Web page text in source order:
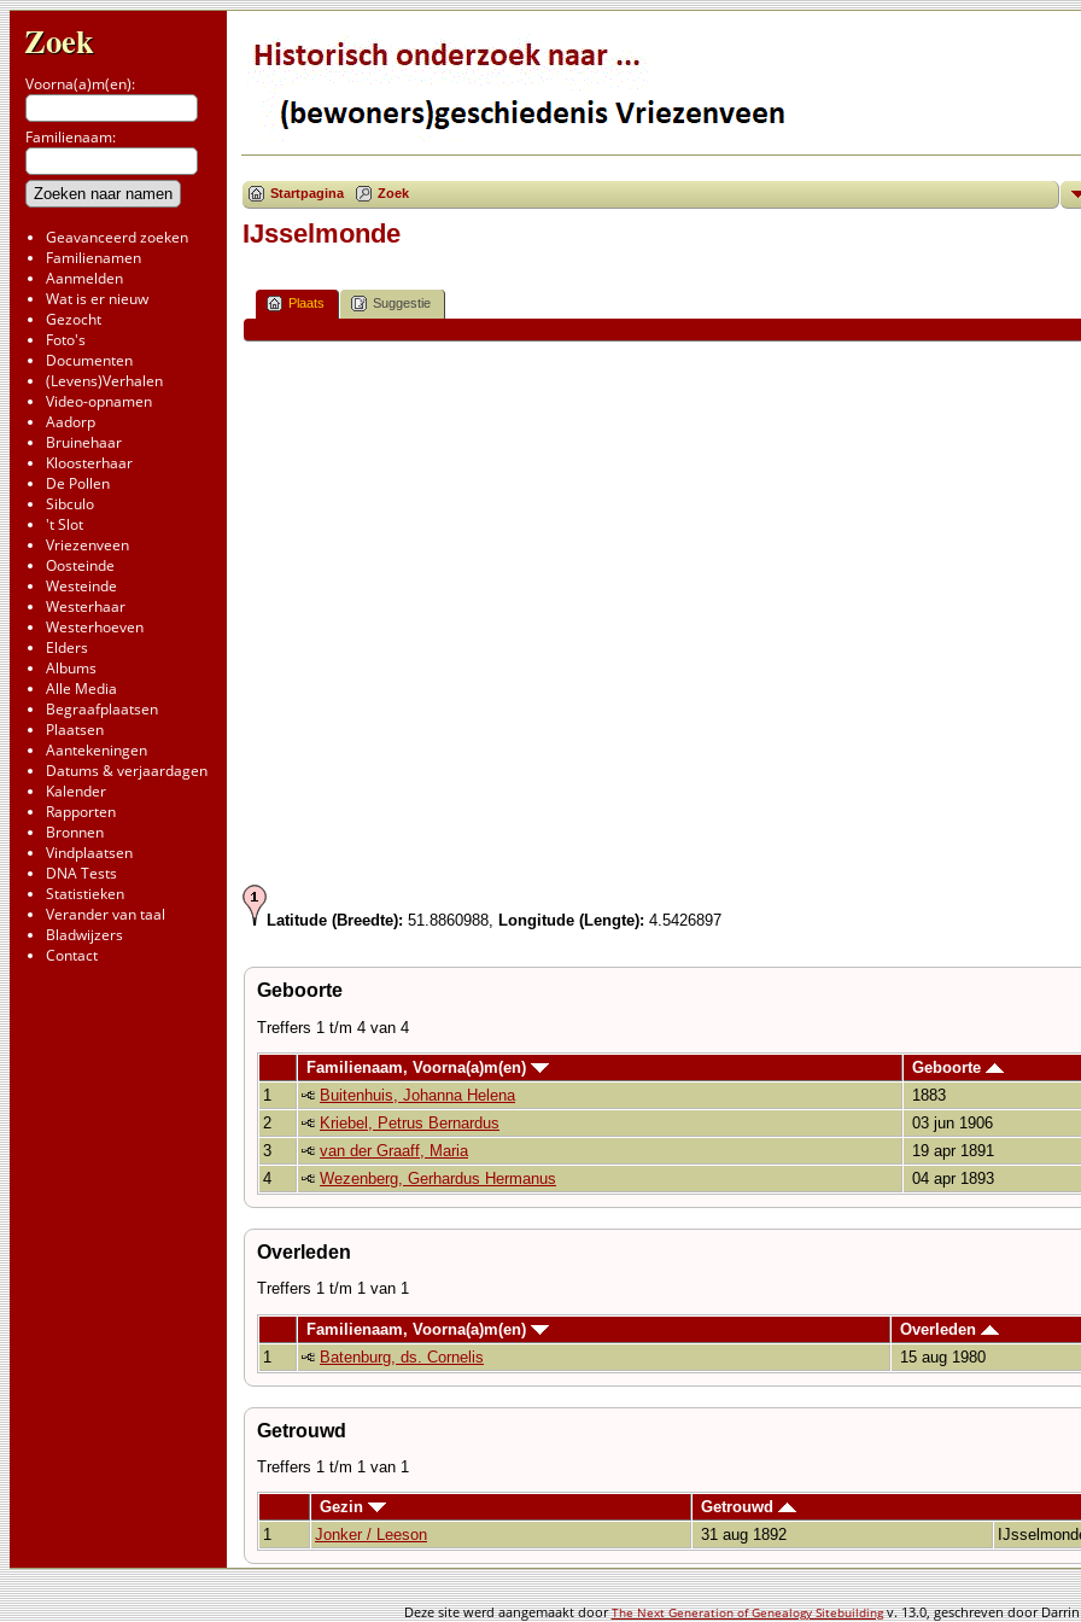
Zoek
Voorna(a)m(en):
Familienaam:
Geavanceerd zoeken
Familienamen
Aanmelden
Wat is er nieuw
Gezocht
Foto's
Documenten
(Levens)Verhalen
Video-opnamen
Aadorp
Bruinehaar
Kloosterhaar
De Pollen
Sibculo
't Slot
Vriezenveen
Oosteinde
Westeinde
Westerhaar
Westerhoeven
Elders
Albums
Alle Media
Begraafplaatsen
Plaatsen
Aantekeningen
Datums & verjaardagen
Kalender
Rapporten
Bronnen
Vindplaatsen
DNA Tests
Statistieken
Verander van taal
Bladwijzers
Contact
Startpagina Zoek
IJsselmonde
Plaats Suggestie
Latitude (Breedte): 51.8860988, Longitude (Lengte): 4.5426897
Geboorte
Treffers 1 t/m 4 van 4
Familienaam, Voorna(a)m(en) Geboorte
1
Buitenhuis, Johanna Helena 1883
2
Kriebel, Petrus Bernardus 03 jun 1906
3
van der Graaff, Maria 19 apr 1891
4
Wezenberg, Gerhardus Hermanus 04 apr 1893
Overleden
Treffers 1 t/m 1 van 1
Familienaam, Voorna(a)m(en) Overleden
1
Batenburg, ds. Cornelis 15 aug 1980
Getrouwd
Treffers 1 t/m 1 van 1
Gezin Getrouwd
1
Jonker / Leeson 31 aug 1892
Deze site werd aangemaakt doorThe Next Generation of Genealogy Sitebuildingv. 13.0, geschreven door